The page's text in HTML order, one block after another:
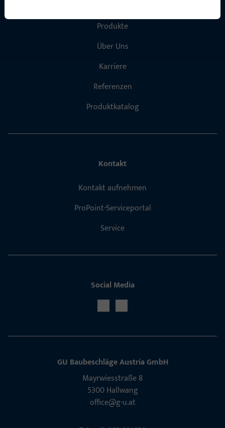
Produkte
Über Uns
Karriere
Referenzen
Produktkatalog
Kontakt
Kontakt aufnehmen
ProPoint-Serviceportal
Service
Social Media
GU Baubeschläge Aus­tria GmbH
Mayrwies­straße 8
5300 Hall­wang
office@g-u.at